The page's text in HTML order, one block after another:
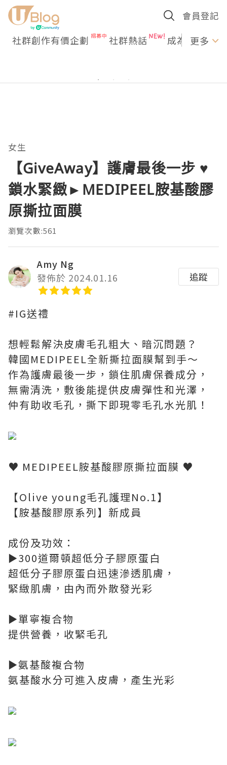
會員登記
社群創作有價企劃 社群熱話 成為U更多
女生
【GiveAway】護膚最後一步 ♥
鎖水緊緻►MEDIPEEL胺基酸膠
原撕拉面膜
瀏覽次數:561
Amy Ng
發佈於 2024.01.16
追蹤
#IG送禮
想輕鬆解決皮膚毛孔粗大、暗沉問題？
韓國MEDIPEEL全新撕拉面膜幫到手～
作為護膚最後一步，鎖住肌膚保養成分，
無需清洗，敷後能提供皮膚彈性和光澤，
仲有助收毛孔，撕下即現零毛孔水光肌！
♥ MEDIPEEL胺基酸膠原撕拉面膜 ♥
【Olive young毛孔護理No.1】
【胺基酸膠原系列】新成員
成份及功效：
►300道爾頓超低分子膠原蛋白
超低分子膠原蛋白迅速滲透肌膚，
緊緻肌膚，由內而外散發光彩
►單寧複合物
提供營養，收緊毛孔
►氨基酸複合物
氨基酸水分可進入皮膚，產生光彩